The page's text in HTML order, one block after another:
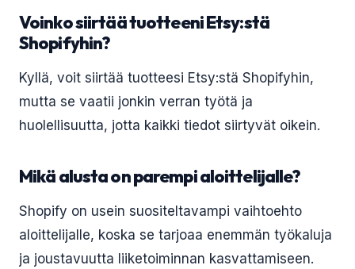
Voinko siirtää tuotteeni Etsy:stä
Shopifyhin?
Kyllä, voit siirtää tuotteesi Etsy:stä Shopifyhin,
mutta se vaatii jonkin verran työtä ja
huolellisuutta, jotta kaikki tiedot siirtyvät oikein.
Mikä alusta on parempi aloittelijalle?
Shopify on usein suositeltavampi vaihtoehto
aloittelijalle, koska se tarjoaa enemmän työkaluja
ja joustavuutta liiketoiminnan kasvattamiseen.